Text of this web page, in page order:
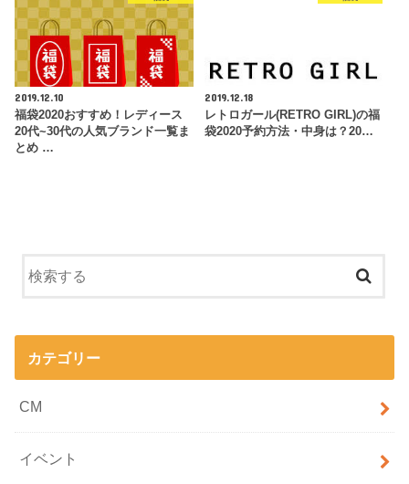
2019.12.10
福袋2020おすすめ！レディース
20代~30代の人気ブランド一覧ま
とめ …
2019.12.18
レトロガール(RETRO GIRL)の福
袋2020予約方法・中身は？20…
カテゴリー
CM
イベント